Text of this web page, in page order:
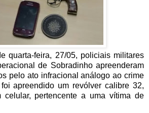
quarta-feira, 27/05, policiais militares
de Sobradinho apreenderam
pelo ato infracional análogo ao crime
apreendido um revólver calibre 32,
celular, pertencente a uma vítima de